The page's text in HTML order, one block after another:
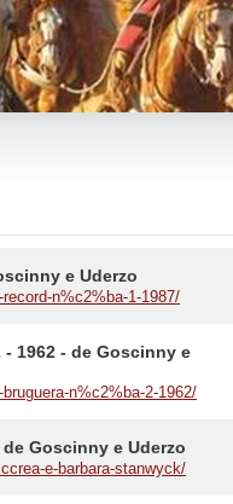
e Uderzo
n%c2%ba-1-1987/
- 1962 - de Goscinny e
n%c2%ba-2-1962/
de Goscinny e Uderzo
e-barbara-stanwyck/